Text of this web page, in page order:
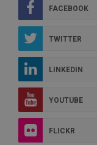
FACEBOOK
TWITTER
LINKEDIN
YOUTUBE
FLICKR